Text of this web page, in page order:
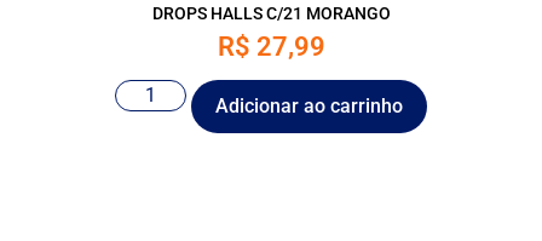
DROPS HALLS C/21 MORANGO
R$ 27,99
Adicionar ao carrinho